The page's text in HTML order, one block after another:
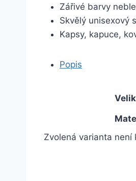
Zářivé barvy
Skvělý unisexový
Kapsy, kapuce,
Popis
Zvolená varianta není